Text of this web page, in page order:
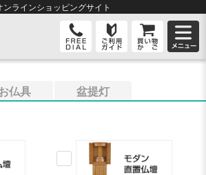
ラインショッピングサイト
仏具 盆提灯